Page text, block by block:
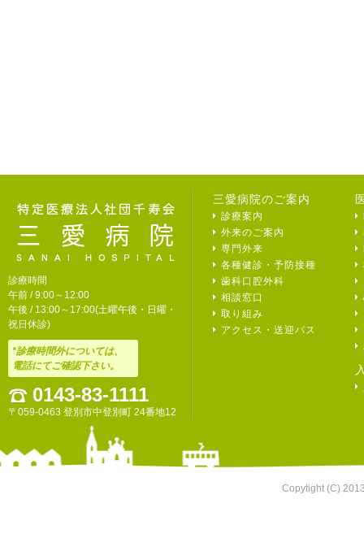
診療時間
午前 / 9:00～12:00
午後 / 13:00～17:00(土曜午後・日曜・
祝日休診)
*診療時間外については、
電話にてご確認下さい。
0143-83-1111
〒059-0463 登別市中登別町 24番地12
三愛病院のご案内
診療案内
外来のご案内
専門外来
各種健診・予防接種
歯科口腔外科
相談窓口
取り組み
アクセス・送迎バス
Copytight (C)